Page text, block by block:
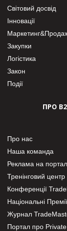
Світовий досвід
Інновації
Закупки
Логістика
Закон
Події
ПРО
Про нас
Наша команда
Реклама на
Тренінговий центр
Конференції
Національні Премії
Журнал
Портал про